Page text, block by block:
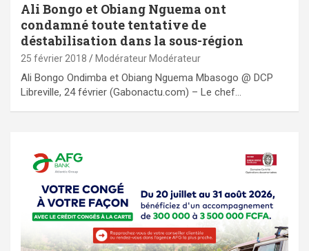
Ali Bongo et Obiang Nguema ont
condamné toute tentative de
déstabilisation dans la sous-région
25 février 2018 Modérateur Modérateur
Ali Bongo Ondimba et Obiang Nguema Mbasogo @ DCP
Libreville, 24 février (Gabonactu.com) – Le chef…